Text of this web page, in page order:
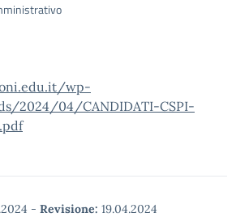
wp-
2024/04/CANDIDATI-CSPI-
- Revisione: 19.04.2024